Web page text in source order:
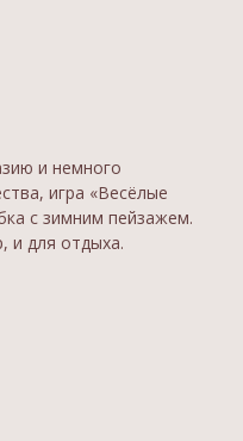
и немного
игра «Весёлые
с зимним пейзажем.
и для отдыха.